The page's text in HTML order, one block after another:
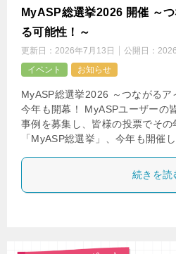
MyASP総選挙2026 開催 ～
る可能性！～
更新日： 2026年7月13日 公開日：
イベント
お知らせ
MyASP総選挙2026 ～つながるア
今年も開幕！ MyASPユーザーの
事例を募集し、皆様の投票でその
「MyASP総選挙」、今年も開催
続きを読